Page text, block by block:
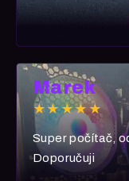
Marek
★★★★★
Super počítač,
Doporučuji